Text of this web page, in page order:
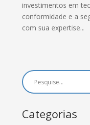
investimentos em
conformidade e a
com sua expertise...
Categorias